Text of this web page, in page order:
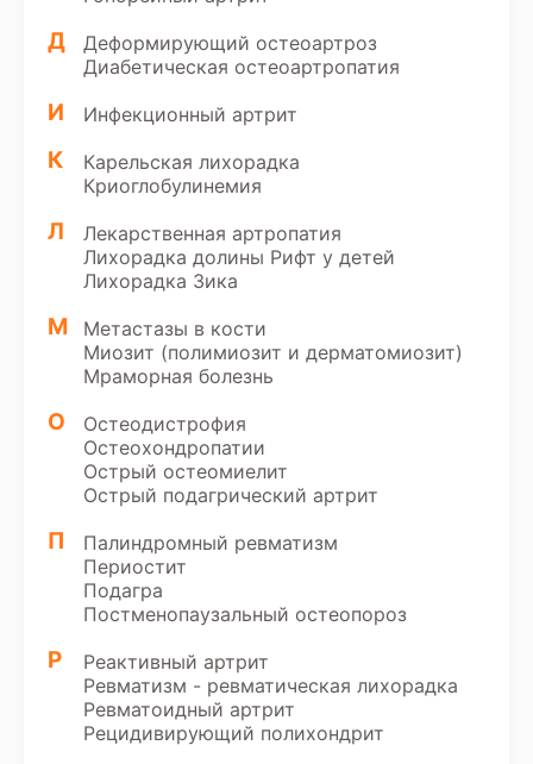
Д
Деформирующий остеоартроз
Диабетическая остеоартропатия
И Инфекционный артрит
К
Карельская лихорадка
Криоглобулинемия
Л
Лекарственная артропатия
Лихорадка долины Рифт у детей
Лихорадка Зика
М
Метастазы в кости
Миозит (полимиозит и дерматомиозит)
Мраморная болезнь
О
Остеодистрофия
Остеохондропатии
Острый остеомиелит
Острый подагрический артрит
П
Палиндромный ревматизм
Периостит
Подагра
Постменопаузальный остеопороз
Р
Реактивный артрит
Ревматизм - ревматическая лихорадка
Ревматоидный артрит
Рецидивирующий полихондрит